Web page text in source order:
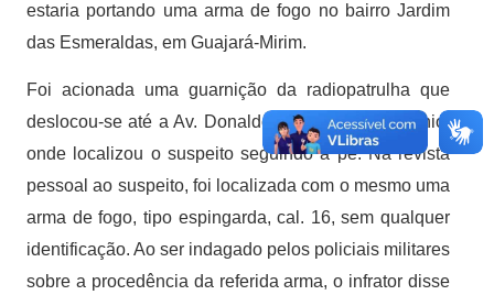
estaria portando uma arma de fogo no bairro Jardim
das Esmeraldas, em Guajará-Mirim.
Foi acionada uma guarnição da radiopatrulha que
deslocou-se até a Av. Donaldo Pereira do Patrocínio,
onde localizou o suspeito seguindo a pé. Na revista
pessoal ao suspeito, foi localizada com o mesmo uma
arma de fogo, tipo espingarda, cal. 16, sem qualquer
identificação. Ao ser indagado pelos policiais militares
sobre a procedência da referida arma, o infrator disse